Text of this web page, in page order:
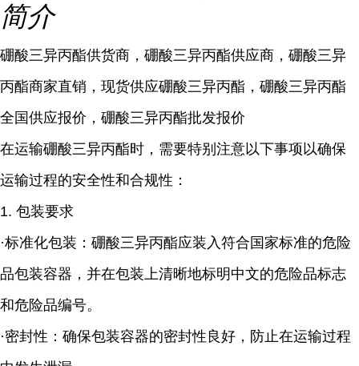
简介
硼酸三异丙酯供货商，硼酸三异丙酯供应商，硼酸三异
丙酯商家直销，现货供应硼酸三异丙酯，硼酸三异丙酯
全国供应报价，硼酸三异丙酯批发报价
在运输硼酸三异丙酯时，需要特别注意以下事项以确保
运输过程的安全性和合规性：
1. 包装要求
·标准化包装：硼酸三异丙酯应装入符合国家标准的危险
品包装容器，并在包装上清晰地标明中文的危险品标志
和危险品编号。
·密封性：确保包装容器的密封性良好，防止在运输过程